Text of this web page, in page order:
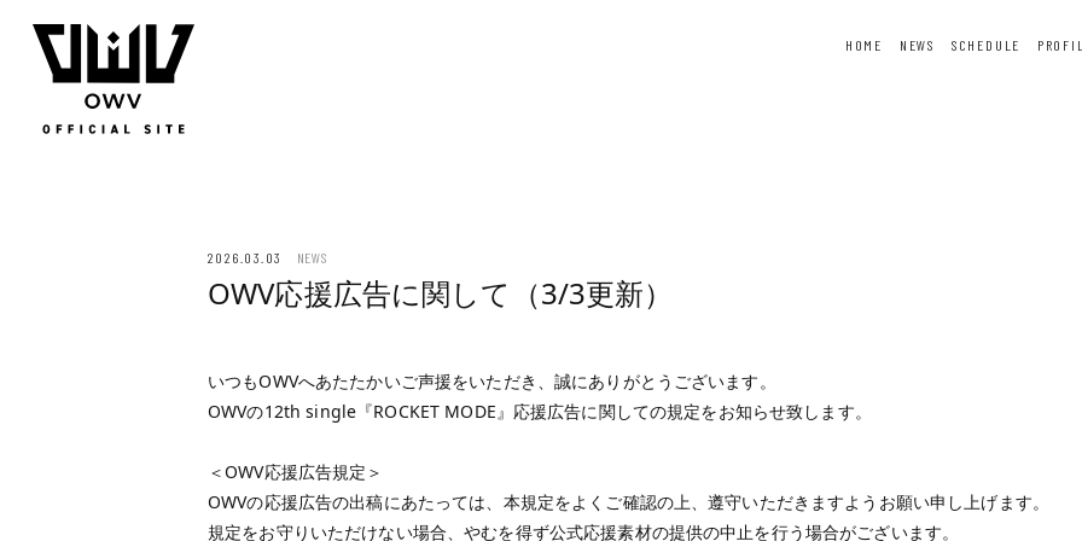
HOME NEWS SCHEDULE
2026.03.03 NEWS
OWV応援広告に関して（3/3更新）
いつもOWVへあたたかいご声援をいただき、誠にありがとうございます。
OWVの12th single『ROCKET MODE』応援広告に関しての規定をお知らせ致します。
＜OWV応援広告規定＞
OWVの応援広告の出稿にあたっては、本規定をよくご確認の上、遵守いただきますようお願い申し上げます。
規定をお守りいただけない場合、やむを得ず公式応援素材の提供の中止を行う場合がございます。